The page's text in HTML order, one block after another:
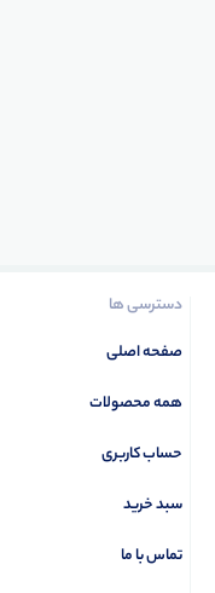
دسترسی ها
صفحه اصلی
همه محصولات
حساب کاربری
سبد خرید
تماس با ما